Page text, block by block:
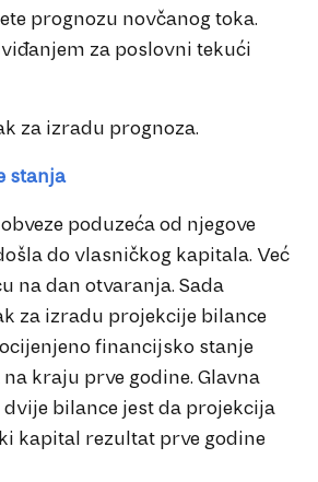
prognozu novčanog toka.
za poslovni tekući
za izradu prognoza.
stanja
poduzeća od njegove
do vlasničkog kapitala. Već
na dan otvaranja. Sada
za izradu projekcije bilance
financijsko stanje
kraju prve godine. Glavna
bilance jest da projekcija
kapital rezultat prve godine